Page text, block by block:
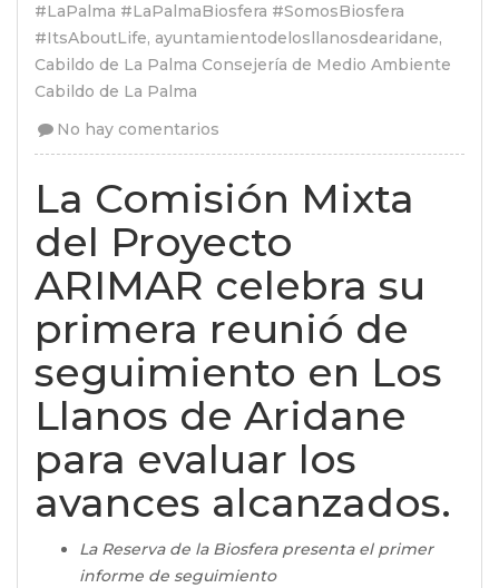
#LaPalma #LaPalmaBiosfera #SomosBiosfera
#ItsAboutLife, ayuntamientodelosllanosdearidane,
Cabildo de La Palma Consejería de Medio Ambiente
Cabildo de La Palma
No hay comentarios
La Comisión Mixta
del Proyecto
ARIMAR celebra su
primera reunió de
seguimiento en Los
Llanos de Aridane
para evaluar los
avances alcanzados.
La Reserva de la Biosfera presenta el primer
informe de seguimiento